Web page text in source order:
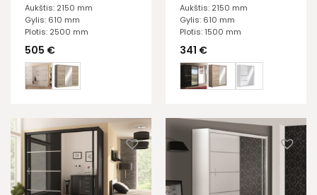
Aukštis: 2150 mm
Gylis: 610 mm
Plotis: 2500 mm
505 €
Aukštis: 2150 mm
Gylis: 610 mm
Plotis: 1500 mm
341 €